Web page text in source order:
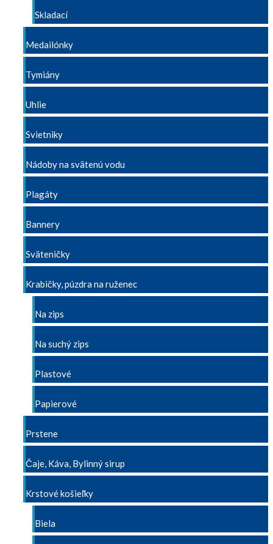
Skladací
Medailónky
Tymiány
Uhlie
Svietniky
Nádoby na svätenú vodu
Plagáty
Bannery
Sväteničky
Krabičky, púzdra na ruženec
Na zips
Na suchý zips
Plastové
Papierové
Prstene
Čaje, Káva, Bylinný sirup
Krstové košieľky
Biela